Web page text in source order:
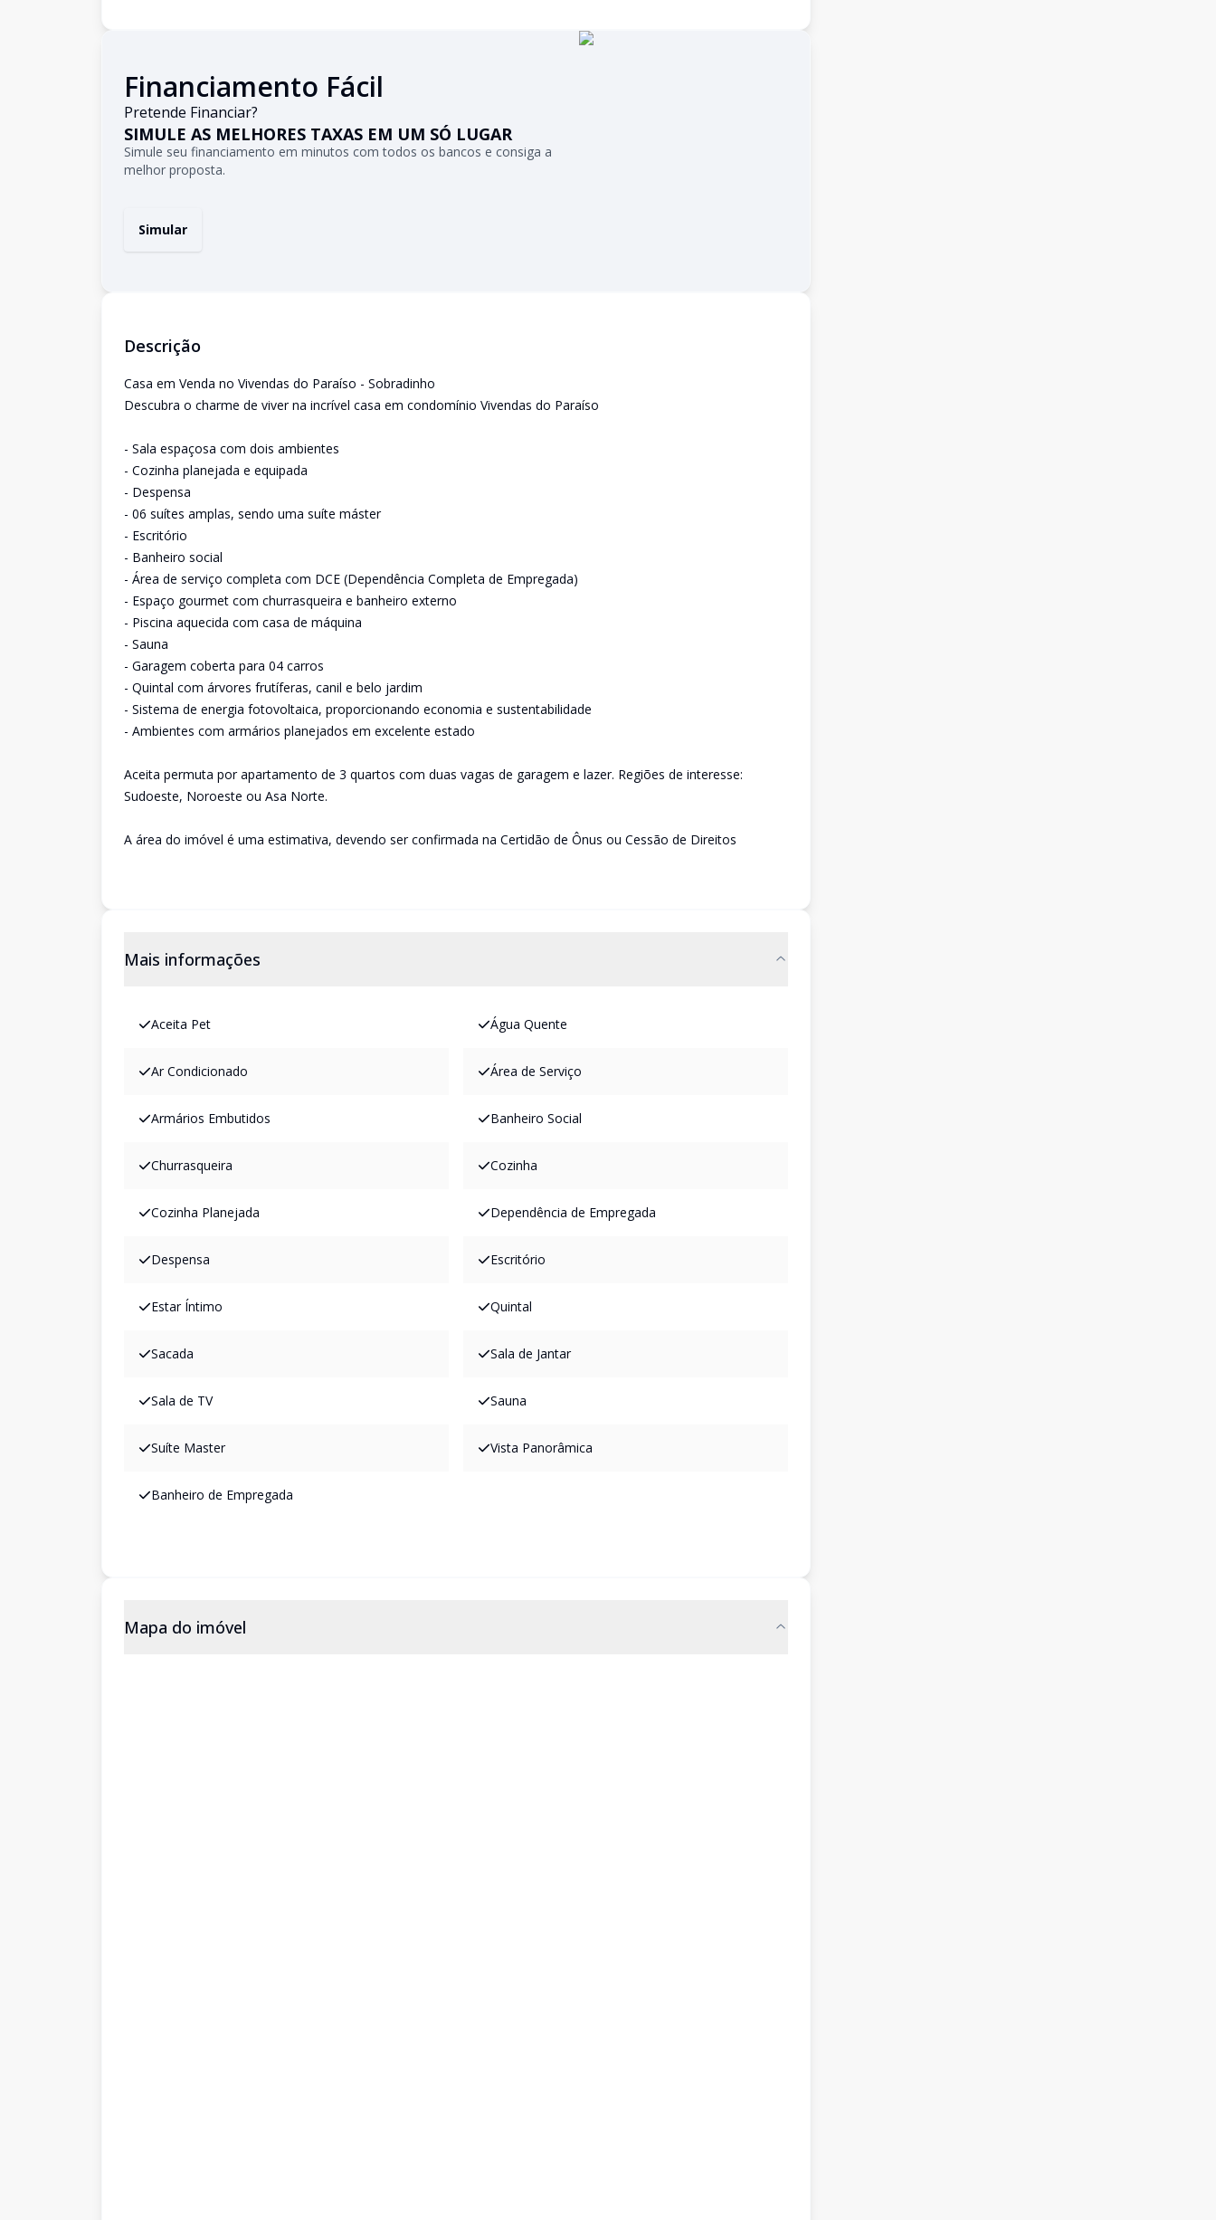
Financiamento Fácil
Pretende Financiar?
SIMULE AS MELHORES TAXAS EM UM SÓ LUGAR
Simule seu financiamento em minutos com todos os bancos e consiga a
melhor proposta.
Simular
Descrição
Casa em Venda no Vivendas do Paraíso - Sobradinho
Descubra o charme de viver na incrível casa em condomínio Vivendas do Paraíso
- Sala espaçosa com dois ambientes
- Cozinha planejada e equipada
- Despensa
- 06 suítes amplas, sendo uma suíte máster
- Escritório
- Banheiro social
- Área de serviço completa com DCE (Dependência Completa de Empregada)
- Espaço gourmet com churrasqueira e banheiro externo
- Piscina aquecida com casa de máquina
- Sauna
- Garagem coberta para 04 carros
- Quintal com árvores frutíferas, canil e belo jardim
- Sistema de energia fotovoltaica, proporcionando economia e sustentabilidade
- Ambientes com armários planejados em excelente estado
Aceita permuta por apartamento de 3 quartos com duas vagas de garagem e lazer. Regiões de interesse:
Sudoeste, Noroeste ou Asa Norte.
A área do imóvel é uma estimativa, devendo ser confirmada na Certidão de Ônus ou Cessão de Direitos
Mais informações
Aceita Pet Água Quente
Ar Condicionado Área de Serviço
Armários Embutidos Banheiro Social
Churrasqueira Cozinha
Cozinha Planejada Dependência de Empregada
Despensa Escritório
Estar Íntimo Quintal
Sacada Sala de Jantar
Sala de TV Sauna
Suíte Master Vista Panorâmica
Banheiro de Empregada
Mapa do imóvel